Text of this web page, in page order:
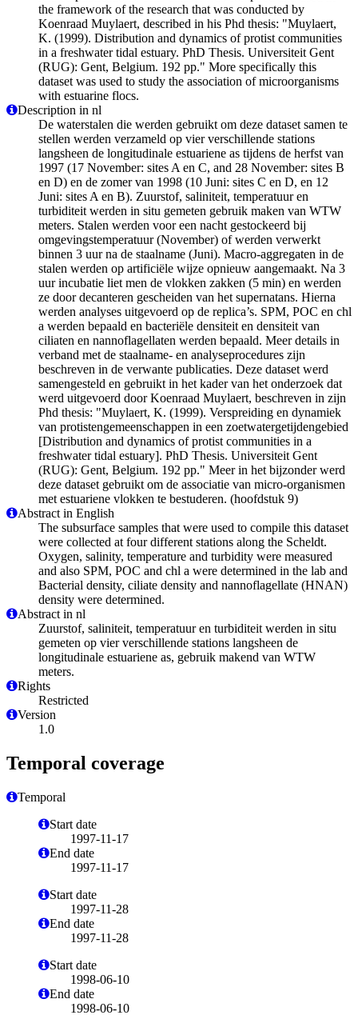
the framework of the research that was conducted by
Koenraad Muylaert, described in his Phd thesis: "Muylaert,
K. (1999). Distribution and dynamics of protist communities
in a freshwater tidal estuary. PhD Thesis. Universiteit Gent
(RUG): Gent, Belgium. 192 pp." More specifically this
dataset was used to study the association of microorganisms
with estuarine flocs.
Description in nl
De waterstalen die werden gebruikt om deze dataset samen te
stellen werden verzameld op vier verschillende stations
langsheen de longitudinale estuariene as tijdens de herfst van
1997 (17 November: sites A en C, and 28 November: sites B
en D) en de zomer van 1998 (10 Juni: sites C en D, en 12
Juni: sites A en B). Zuurstof, saliniteit, temperatuur en
turbiditeit werden in situ gemeten gebruik maken van WTW
meters. Stalen werden voor een nacht gestockeerd bij
omgevingstemperatuur (November) of werden verwerkt
binnen 3 uur na de staalname (Juni). Macro-aggregaten in de
stalen werden op artificiële wijze opnieuw aangemaakt. Na 3
uur incubatie liet men de vlokken zakken (5 min) en werden
ze door decanteren gescheiden van het supernatans. Hierna
werden analyses uitgevoerd op de replica’s. SPM, POC en chl
a werden bepaald en bacteriële densiteit en densiteit van
ciliaten en nannoflagellaten werden bepaald. Meer details in
verband met de staalname- en analyseprocedures zijn
beschreven in de verwante publicaties. Deze dataset werd
samengesteld en gebruikt in het kader van het onderzoek dat
werd uitgevoerd door Koenraad Muylaert, beschreven in zijn
Phd thesis: "Muylaert, K. (1999). Verspreiding en dynamiek
van protistengemeenschappen in een zoetwatergetijdengebied
[Distribution and dynamics of protist communities in a
freshwater tidal estuary]. PhD Thesis. Universiteit Gent
(RUG): Gent, Belgium. 192 pp." Meer in het bijzonder werd
deze dataset gebruikt om de associatie van micro-organismen
met estuariene vlokken te bestuderen. (hoofdstuk 9)
Abstract in English
The subsurface samples that were used to compile this dataset
were collected at four different stations along the Scheldt.
Oxygen, salinity, temperature and turbidity were measured
and also SPM, POC and chl a were determined in the lab and
Bacterial density, ciliate density and nannoflagellate (HNAN)
density were determined.
Abstract in nl
Zuurstof, saliniteit, temperatuur en turbiditeit werden in situ
gemeten op vier verschillende stations langsheen de
longitudinale estuariene as, gebruik makend van WTW
meters.
Rights
Restricted
Version
1.0
Temporal coverage
Temporal
Start date
1997-11-17
End date
1997-11-17
Start date
1997-11-28
End date
1997-11-28
Start date
1998-06-10
End date
1998-06-10